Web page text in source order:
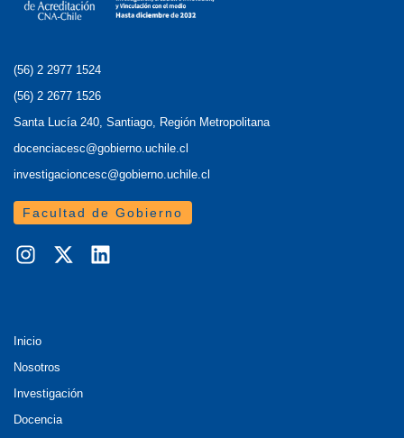
(56) 2 2977 1524
(56) 2 2677 1526
Santa Lucía 240, Santiago, Región Metropolitana
docenciacesc@gobierno.uchile.cl
investigacioncesc@gobierno.uchile.cl
Facultad de Gobierno
Inicio
Nosotros
Investigación
Docencia